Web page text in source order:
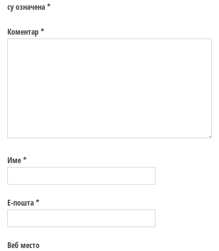
су означена*
Коментар*
Име*
Е-пошта*
Веб место